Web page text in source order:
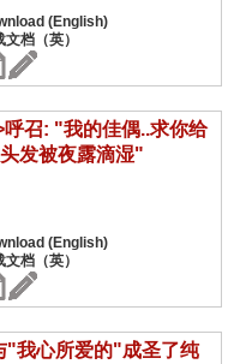
召: "我的佳偶..求你给
发被夜露滴湿"
"我心所爱的"成圣了纯